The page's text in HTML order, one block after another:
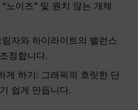
노이즈” 및 원치 않는 개체
자와 하이라이트의 밸런스
정합니다.
게 하기: 그래픽의 흐릿한 단
쉽게 만듭니다.